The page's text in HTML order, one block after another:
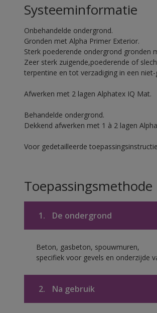
Systeeminformatie
Onbehandelde ondergrond.
Gronden met Alpha Primer Exterior.
Sterk poederende ondergrond gronden
Zeer sterk zuigende,poederende of
terpentine en tot verzadiging in een
Afwerken met 2 lagen Alphatex IQ Mat.
Behandelde ondergrond.
Dekkend afwerken met 1 à 2 lagen
Voor gedetailleerde
Toepassingsmethode
1. De ondergrond
Beton, gasbeton, spouwmuren,
specifiek voor gevels en onderzijde
2. Na gebruik